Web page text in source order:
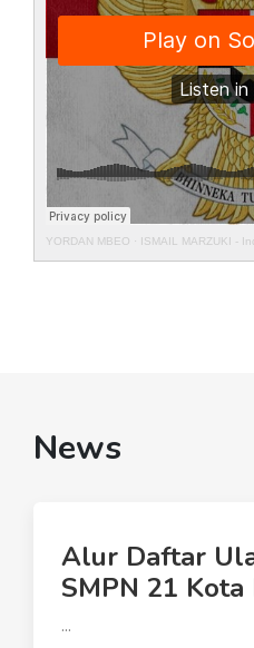
YORDAN MBEO · ISMAIL MARZUKI -
News
Alur Daftar
SMPN 21
...